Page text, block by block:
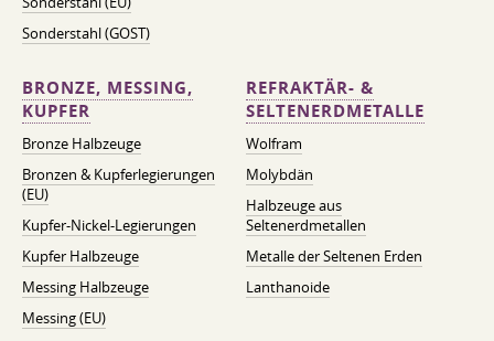
Sonderstahl (GOST)
BRONZE, MESSING,
KUPFER
Bronze Halbzeuge
Bronzen & Kupferlegierungen
(EU)
Kupfer-Nickel-Legierungen
Kupfer Halbzeuge
Messing Halbzeuge
Messing (EU)
REFRAKTÄR- &
SELTENERDMETALLE
Wolfram
Molybdän
Halbzeuge aus
Seltenerdmetallen
Metalle der Seltenen Erden
Lanthanoide